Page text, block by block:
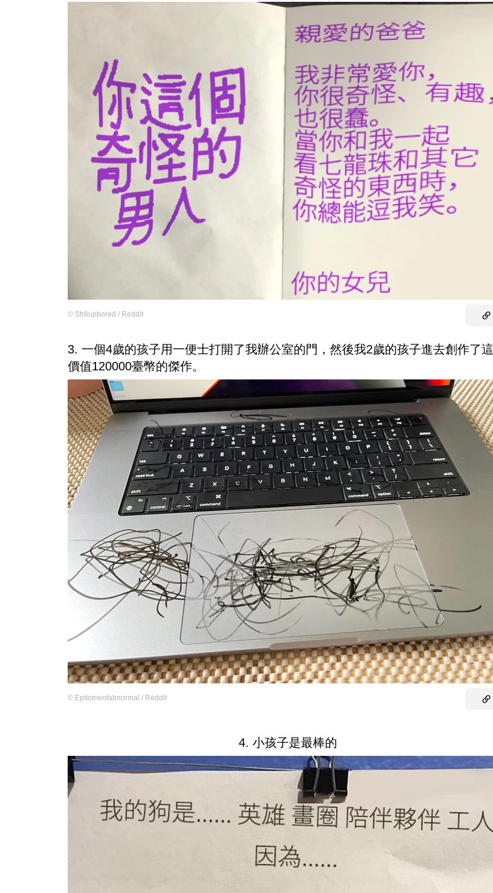
© Str8upbored / Reddit
3. 一個4歲的孩子用一便士打開了我辦公室的門，然後我2歲的孩子進去創作了
價值120000臺幣的傑作。
© Epitomeofabnormal / Reddit
4. 小孩子是最棒的